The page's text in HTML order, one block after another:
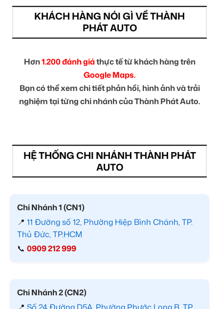
KHÁCH HÀNG NÓI GÌ VỀ THÀNH
PHÁT AUTO
Hơn1.200 đánh giáthực tế từ khách hàng trên
Google Maps.
Bạn có thể xem chi tiết phản hồi, hình ảnh và trải
nghiệm tại từng chi nhánh của Thành Phát Auto.
HỆ THỐNG CHI NHÁNH THÀNH PHÁT
AUTO
Chi Nhánh 1 (CN1)
📍 11 Đường số 12, Phường Hiệp Bình Chánh, TP.
Thủ Đức, TP.HCM
📞 0909 212 999
Chi Nhánh 2 (CN2)